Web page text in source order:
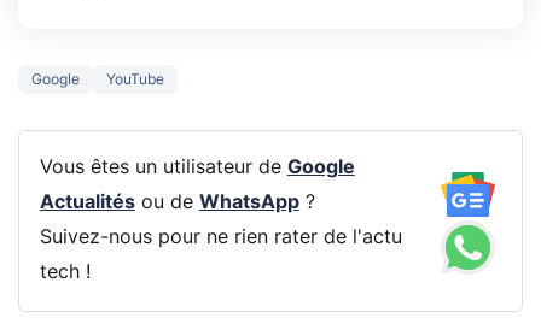
Google YouTube
Vous êtes un utilisateur de Google
Actualitésou de WhatsApp?
Suivez-nous pour ne rien rater de l'actu
tech !